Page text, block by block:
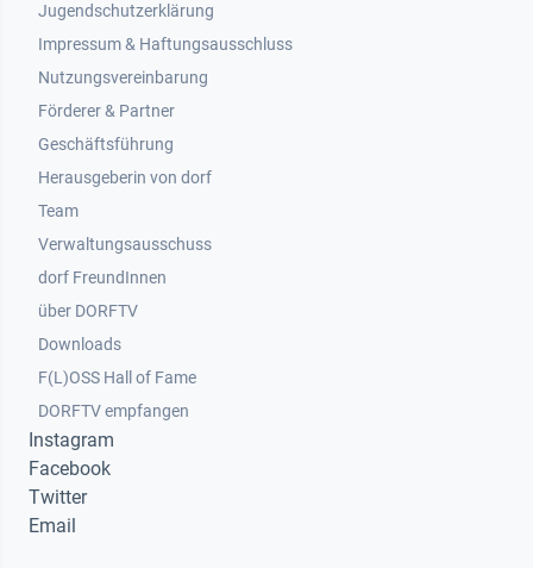
Jugendschutzerklärung
Impressum & Haftungsausschluss
Nutzungsvereinbarung
Footer 2
Förderer & Partner
Geschäftsführung
Herausgeberin von dorf
Team
Verwaltungsausschuss
dorf FreundInnen
Footer 3
über DORFTV
Downloads
F(L)OSS Hall of Fame
Footer 4
DORFTV empfangen
Instagram
Facebook
Twitter
Email